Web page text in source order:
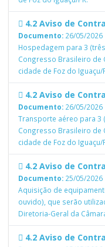
4.2 Aviso de
Documento: 26/05/2026
Hospedagem para 3
Congresso Brasileiro de
cidade de Foz do Iguaçu/
4.2 Aviso de
Documento: 26/05/2026
Transporte aéreo para 3
Congresso Brasileiro de
cidade de Foz do Iguaçu/
4.2 Aviso de
Documento: 25/05/2026
Aquisição de
ouvido), que serão
Diretoria-Geral da
4.2 Aviso de